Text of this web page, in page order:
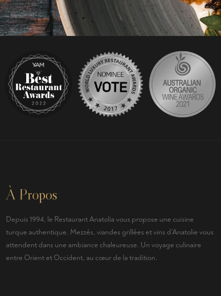
À Propos
Depuis 1994, le Restaurant Anatolia vous propose une cuisine
turque authentique. Mezzés, viandes grillées et vins d’Anatolie vous
attendent dans une ambiance chaleureuse. Un voyage culinaire
entre Orient et Occident, au cœur de la tradition.